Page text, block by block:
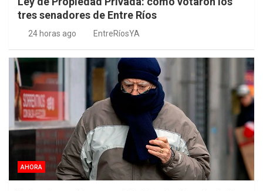
tres senadores de Entre Ríos
24 horas ago EntreRíosYA
AHORA